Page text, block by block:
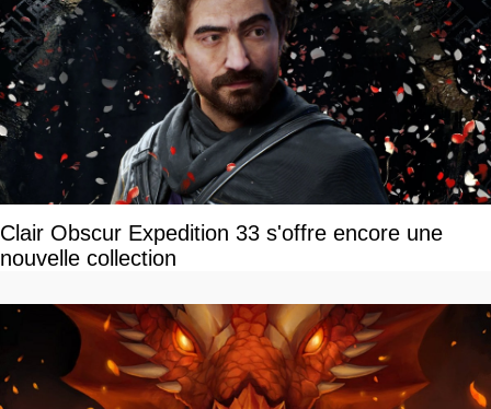
Clair Obscur Expedition 33 s'offre encore une
nouvelle collection